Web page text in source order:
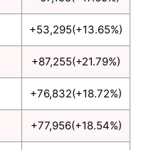
+53,295(+13.65%)
+87,255(+21.79%)
+76,832(+18.72%)
+77,956(+18.54%)